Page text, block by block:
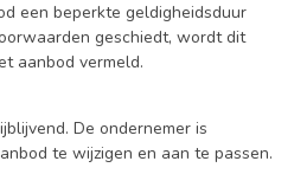
een beperkte geldigheidsduur
geschiedt, wordt dit
aanbod vermeld.
De ondernemer is
te wijzigen en aan te passen.